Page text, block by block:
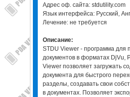
Адрес оф. сайта: stdutility.com
Язык интерфейса: Русский,
Лечение: не требуется
Описание:
STDU Viewer - программа для
документов в форматах DjVu,
Viewer позволяет загружать
документа для быстрого
разделы, создавать свои
в документах. Позволяет